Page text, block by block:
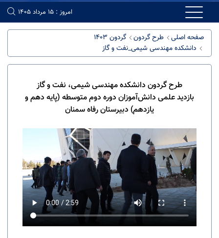
امروز : 15 مرداد 1405
صفحه اصلی طرح گردون
گردون 1403
دانشکده مهندسی شیمی_نفت و گاز
طرح گردون دانشکده مهندسی شیمی، نفت و گاز
بازدید علمی دانش‌آموزان دوره دوم متوسطه (پایه دهم و
یازدهم) دبیرستانرفاه سمنان